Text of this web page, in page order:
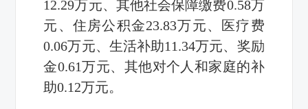
12.29万元、其他社会保障缴费0.58万
元、住房公积金23.83万元、医疗费
0.06万元、生活补助11.34万元、奖励
金0.61万元、其他对个人和家庭的补
助0.12万元。